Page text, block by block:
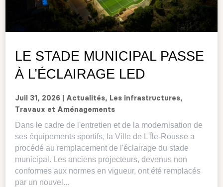
LE STADE MUNICIPAL PASSE
À L’ÉCLAIRAGE LED
Juil 31, 2026 Actualités, Les infrastructures,
Travaux et Aménagements
Dans le cadre de l'entretien et de la modernisation de
ses équipements sportifs, la Ville de L'Île-Rousse a
procédé au remplacement de l'éclairage du stade
municipal. Les anciens projecteurs, devenus non
conformes aux normes en vigueur, ont été remplacés
par un nouvel...